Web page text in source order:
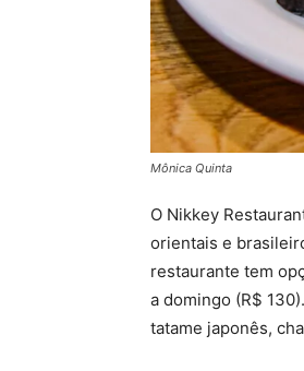
Mônica Quinta
O Nikkey
orientais e
restaurante tem
a domingo (R$
tatame japonês,